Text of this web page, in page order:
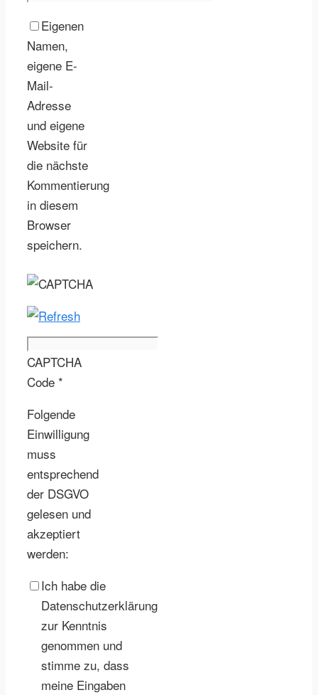
Eigenen
Namen,
eigene E-
Mail-
Adresse
und eigene
Website für
die nächste
Kommentierung
in diesem
Browser
speichern.
CAPTCHA
Code *
Folgende
Einwilligung
muss
entsprechend
der DSGVO
gelesen und
akzeptiert
werden:
Ich habe die
Datenschutzerklärung
zur Kenntnis
genommen und
stimme zu, dass
meine Eingaben